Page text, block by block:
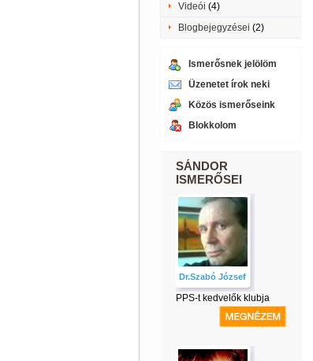
Videói (4)
Blogbejegyzései (2)
Ismerősnek jelölöm
Üzenetet írok neki
Közös ismerőseink
Blokkolom
SÁNDOR
ISMERŐSEI
Dr.Szabó József
PPS-t kedvelők klubja